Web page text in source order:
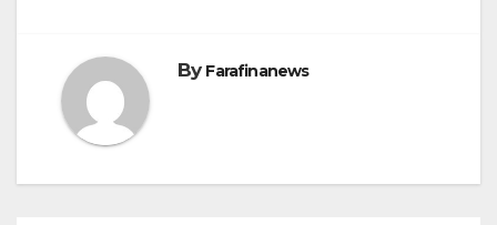
By Farafinanews